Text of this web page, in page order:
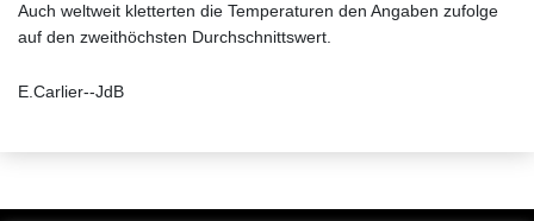
Auch weltweit kletterten die Temperaturen den Angaben zufolge
auf den zweithöchsten Durchschnittswert.
E.Carlier--JdB